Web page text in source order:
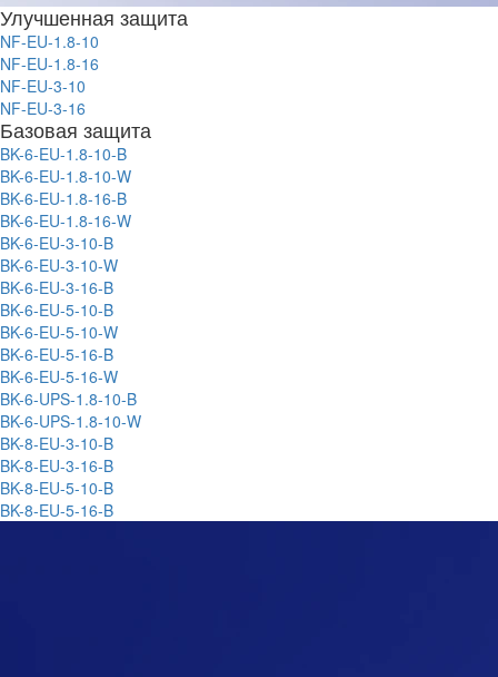
Улучшенная защита
NF-EU-1.8-10
NF-EU-1.8-16
NF-EU-3-10
NF-EU-3-16
Базовая защита
BK-6-EU-1.8-10-B
BK-6-EU-1.8-10-W
BK-6-EU-1.8-16-B
BK-6-EU-1.8-16-W
BK-6-EU-3-10-B
BK-6-EU-3-10-W
BK-6-EU-3-16-B
BK-6-EU-5-10-B
BK-6-EU-5-10-W
BK-6-EU-5-16-B
BK-6-EU-5-16-W
BK-6-UPS-1.8-10-B
BK-6-UPS-1.8-10-W
BK-8-EU-3-10-B
BK-8-EU-3-16-B
BK-8-EU-5-10-B
BK-8-EU-5-16-B